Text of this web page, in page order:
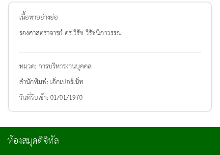
เนื้อหาอย่างย่อ
รองศาสตราจารย์ ดร.วิรัช วิรัชนิภาวรรณ
หมวด: การบริหารงานบุคคล
สำนักพิมพ์: เอ็กเปอร์เน็ท
วันที่รับเข้า:01/01/1970
ห้องสมุดดิจิทัล